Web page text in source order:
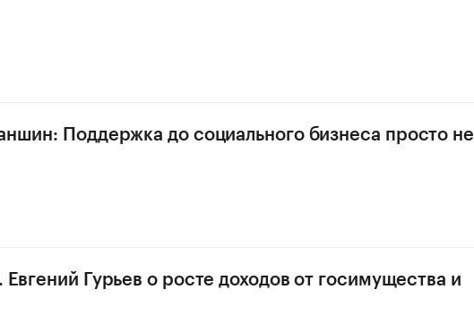
Поддержка до социального бизнеса просто не
Гурьев о росте доходов от госимущества и